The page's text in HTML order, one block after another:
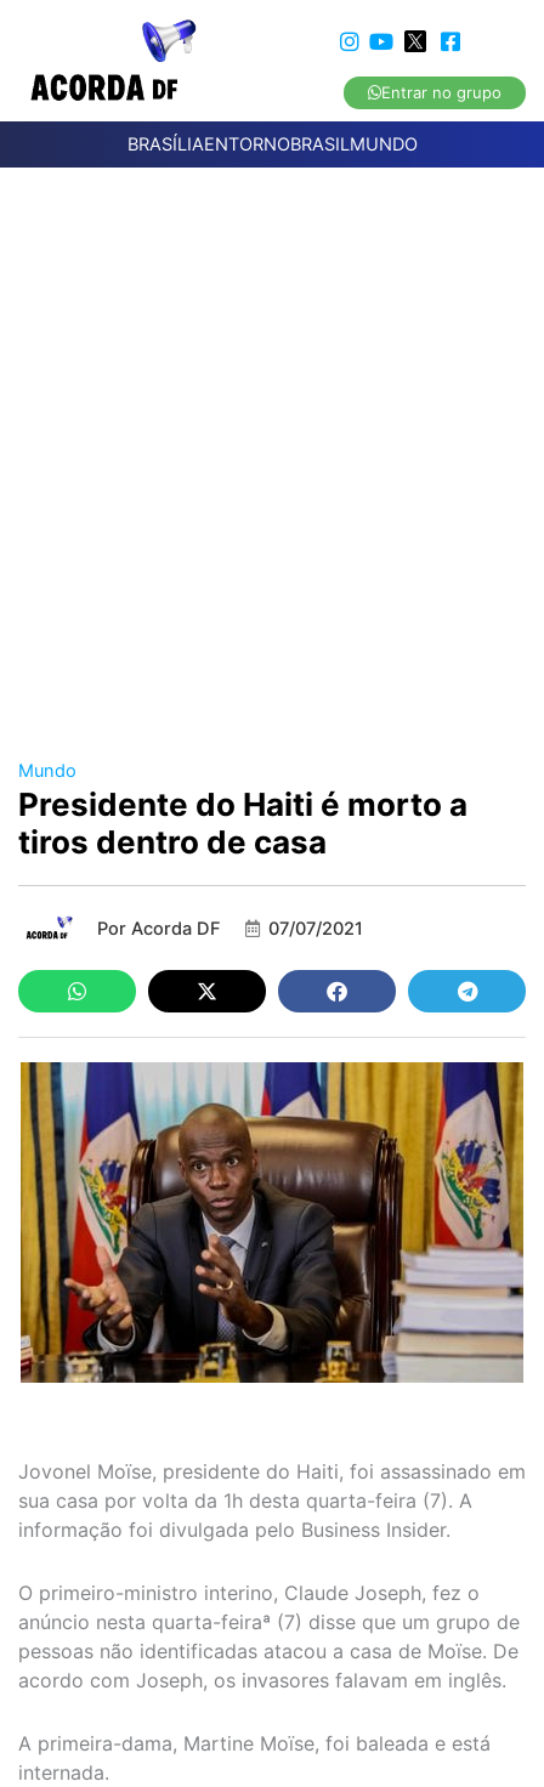
Entrar no grupo
BRASÍLIAENTORNOBRASILMUNDO
Mundo
Presidente do Haiti é morto a
tiros dentro de casa
Por Acorda DF 07/07/2021
Jovonel Moïse, presidente do Haiti, foi assassinado em
sua casa por volta da 1h desta quarta-feira (7). A
informação foi divulgada pelo Business Insider.
O primeiro-ministro interino, Claude Joseph, fez o
anúncio nesta quarta-feiraª (7) disse que um grupo de
pessoas não identificadas atacou a casa de Moïse. De
acordo com Joseph, os invasores falavam em inglês.
A primeira-dama, Martine Moïse, foi baleada e está
internada.